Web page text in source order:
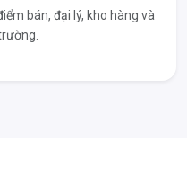
bán, đại lý, kho hàng và